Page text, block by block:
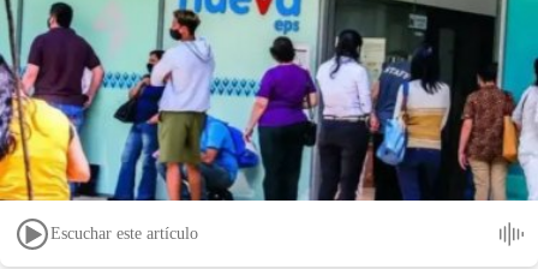
Escuchar este artículo